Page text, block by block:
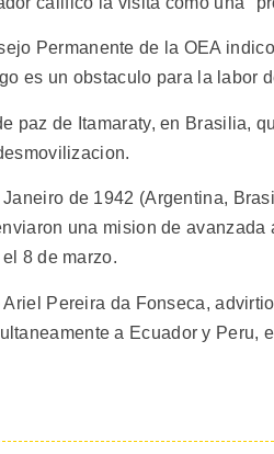
Permanente de la OEA
es un obstaculo para la labor
paz de Itamaraty, en Brasilia,
de 1942 (Argentina,
una mision de avanzada
8 de marzo.
Pereira da Fonseca,
a Ecuador y Peru,